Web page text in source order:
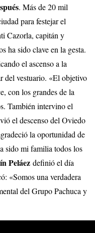
. Más de 20 mil
para festejar el
Cazorla, capitán y
ha sido clave en la gesta.
el ascenso a la
del vestuario. «El objetivo
con los grandes de la
También intervino el
el descenso del Oviedo
la oportunidad de
sido mi familia todos los
Peláez definió el día
«Somos una verdadera
del Grupo Pachuca y